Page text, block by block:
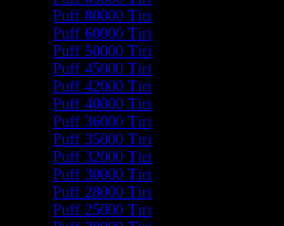
Puff 80000 Tiri
Puff 60000 Tiri
Puff 50000 Tiri
Puff 45000 Tiri
Puff 42000 Tiri
Puff 40000 Tiri
Puff 36000 Tiri
Puff 35000 Tiri
Puff 32000 Tiri
Puff 30000 Tiri
Puff 28000 Tiri
Puff 25000 Tiri